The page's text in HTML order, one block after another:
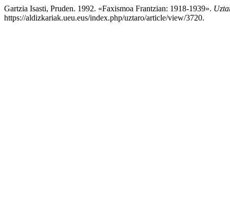
Gartzia Isasti, Pruden. 1992. «Faxismoa Frantzian: 1918-1939».
https://aldizkariak.ueu.eus/index.php/uztaro/article/view/3720.